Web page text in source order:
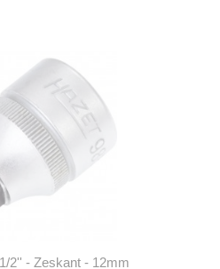
2'' - Zeskant - 12mm